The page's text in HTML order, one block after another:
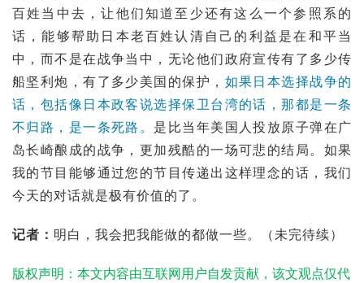
百姓当中去，让他们知道至少还有这么一个参照系的
话，能够帮助日本老百姓认清自己的利益是在和平当
中，而不是在战争当中，无论他们政府宣传有了多少传
船坚利炮，有了多少美国的保护， 如果日本选择战争的
话，包括像日本政客说选择保卫台湾的话，那都是一条
不归路，是一条死路。 是比当年美国人投放原子弹在广
岛长崎酿成的战争，更加残酷的一场可悲的结局。如果
我的节目能够通过您的节目传递出这样理念的话，我们
今天的对话就是极有价值的了。
记者： 明白，我会把我能做的都做一些。（未完待续）
版权声明：本文内容由互联网用户自发贡献，该文观点仅代